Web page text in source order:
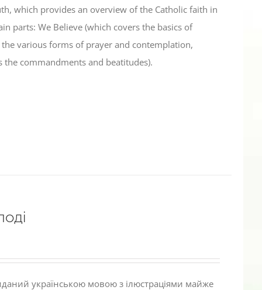
which provides an overview of the Catholic faith in
parts: We Believe (which covers the basics of
various forms of prayer and contemplation,
the commandments and beatitudes).
українською мовою з ілюстраціями майже